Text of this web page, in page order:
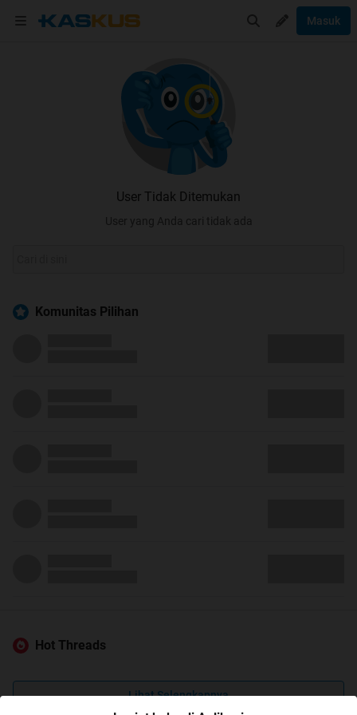
Masuk
User Tidak Ditemukan
User yang Anda cari tidak ada
Komunitas Pilihan
Hot Threads
Lihat Selengkapnya